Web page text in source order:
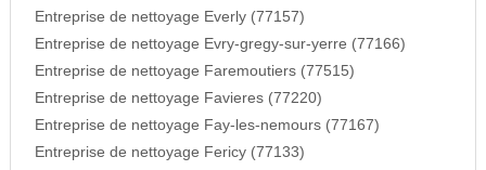
Entreprise de nettoyage Everly (77157)
Entreprise de nettoyage Evry-gregy-sur-yerre (77166)
Entreprise de nettoyage Faremoutiers (77515)
Entreprise de nettoyage Favieres (77220)
Entreprise de nettoyage Fay-les-nemours (77167)
Entreprise de nettoyage Fericy (77133)